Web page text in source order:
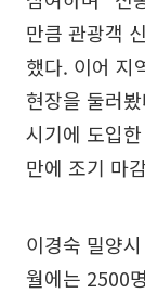
만큼 관광객
했다. 이어 지
현장을 둘러
시기에 도입
만에 조기 마
이경숙 밀양
월에는 2500